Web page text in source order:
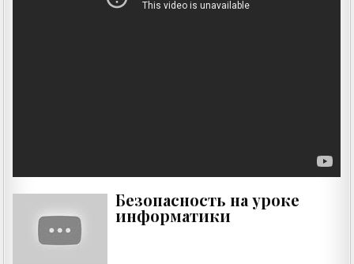
Безопасность на уроке
информатики